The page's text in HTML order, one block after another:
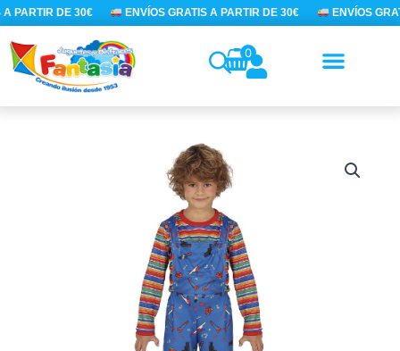
Ir
al
contenido
PARTIR DE 30€ ENVÍOS GRATIS A PARTIR DE 30€ ENVÍOS
0